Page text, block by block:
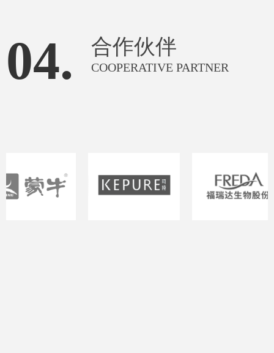
04. 合作伙伴
COOPERATIVE PARTNER